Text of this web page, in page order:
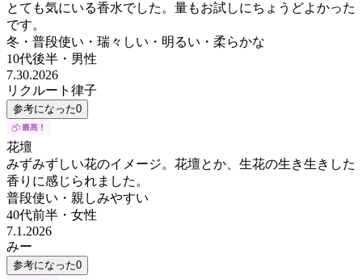
とても気にいる香水でした。量もお試しにちょうどよかった
です。
冬・普段使い・瑞々しい・明るい・柔らかな
10代後半 ・ 男性
7.30.2026
リクルート律子
参考になった0
花壇
みずみずしい花のイメージ。花壇とか、生花の生き生きした
香りに感じられました。
普段使い・親しみやすい
40代前半 ・ 女性
7.1.2026
みー
参考になった0